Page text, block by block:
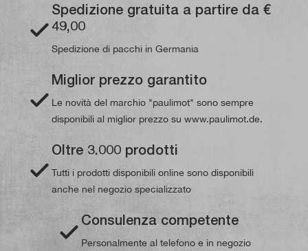
Spedizione gratuita a partire da €
49,00
Spedizione di pacchi in Germania
Miglior prezzo garantito
Le novità del marchio "paulimot" sono sempre
disponibili al miglior prezzo su www.paulimot.de.
Oltre 3.000 prodotti
Tutti i prodotti disponibili online sono disponibili
anche nel negozio specializzato
Consulenza competente
Personalmente al telefono e in negozio